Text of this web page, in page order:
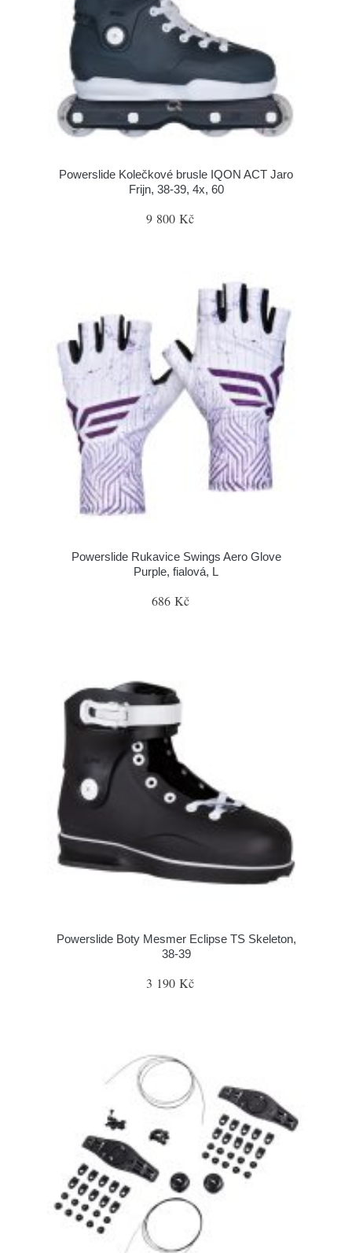
Powerslide Kolečkové brusle IQON ACT Jaro
Frijn, 38-39, 4x, 60
9 800 Kč
Powerslide Rukavice Swings Aero Glove
Purple, fialová, L
686 Kč
Powerslide Boty Mesmer Eclipse TS Skeleton,
38-39
3 190 Kč